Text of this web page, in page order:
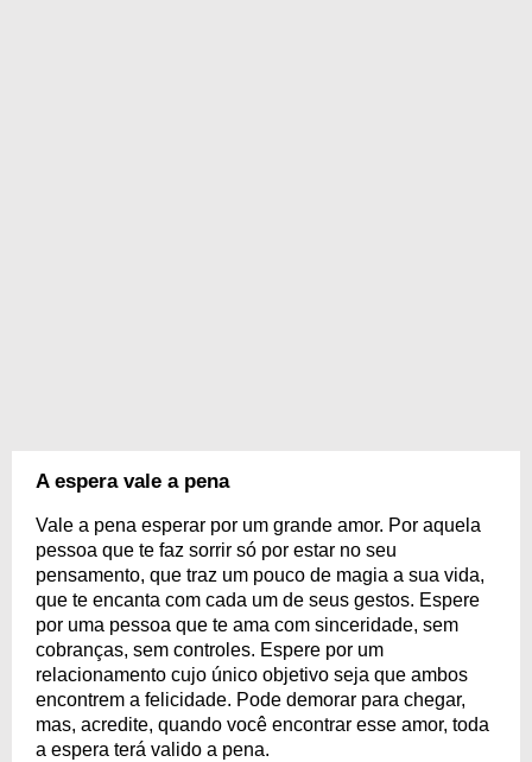
A espera vale a pena
Vale a pena esperar por um grande amor. Por aquela
pessoa que te faz sorrir só por estar no seu
pensamento, que traz um pouco de magia a sua vida,
que te encanta com cada um de seus gestos. Espere
por uma pessoa que te ama com sinceridade, sem
cobranças, sem controles. Espere por um
relacionamento cujo único objetivo seja que ambos
encontrem a felicidade. Pode demorar para chegar,
mas, acredite, quando você encontrar esse amor, toda
a espera terá valido a pena.